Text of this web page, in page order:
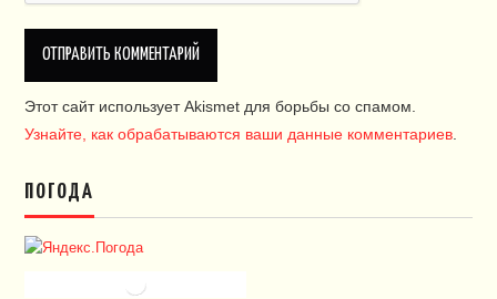
Этот сайт использует Akismet для борьбы со спамом.
Узнайте, как обрабатываются ваши данные комментариев
ПОГОДА